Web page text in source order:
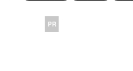
PR